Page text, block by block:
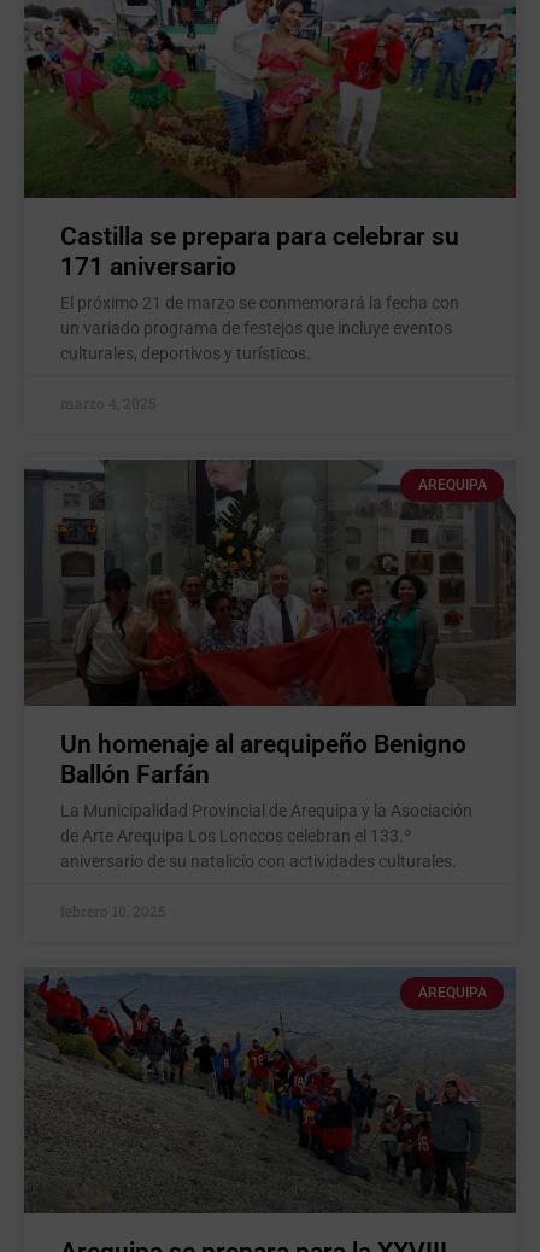
Castilla se prepara para celebrar su
171 aniversario
El próximo 21 de marzo se conmemorará la fecha con
un variado programa de festejos que incluye eventos
culturales, deportivos y turísticos.
marzo 4, 2025
AREQUIPA
Un homenaje al arequipeño Benigno
Ballón Farfán
La Municipalidad Provincial de Arequipa y la Asociación
de Arte Arequipa Los Lonccos celebran el 133.º
aniversario de su natalicio con actividades culturales.
febrero 10, 2025
AREQUIPA